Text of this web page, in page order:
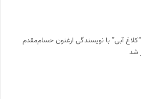
آبی” با نویسندگی ارغنون حسام‌مقدم
شد